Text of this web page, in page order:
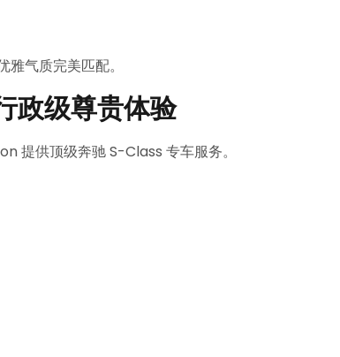
气质完美匹配。
级尊贵体验
提供顶级奔驰 S-Class 专车服务。